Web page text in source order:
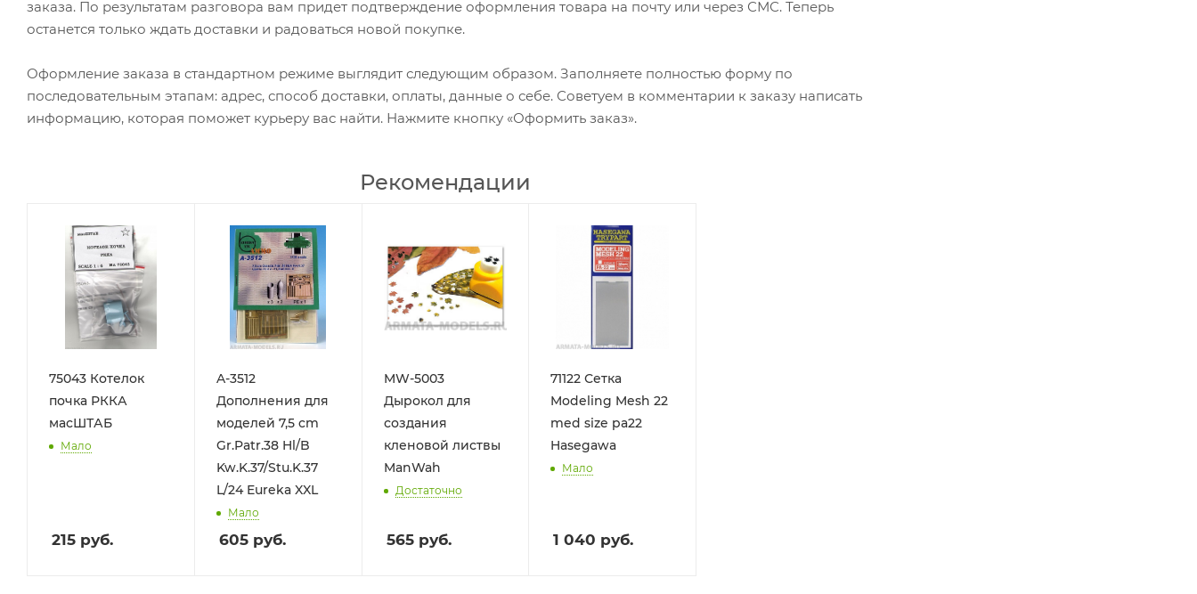
заказа. По результатам разговора вам придет подтверждение оформления товара на почту или через СМС. Теперь
останется только ждать доставки и радоваться новой покупке.
Оформление заказа в стандартном режиме выглядит следующим образом. Заполняете полностью форму по
последовательным этапам: адрес, способ доставки, оплаты, данные о себе. Советуем в комментарии к заказу написать
информацию, которая поможет курьеру вас найти. Нажмите кнопку «Оформить заказ».
Рекомендации
75043 Котелок
почка РККА
масШТАБ
Мало
215 руб.
A-3512
Дополнения для
моделей 7,5 cm
Gr.Patr.38 Hl/B
Kw.K.37/Stu.K.37
L/24 Eureka XXL
Мало
605руб.
MW-5003
Дырокол для
создания
кленовой листвы
ManWah
Достаточно
565руб.
71122 Сетка
Modeling Mesh 22
med size pa22
Hasegawa
Мало
1 040 руб.